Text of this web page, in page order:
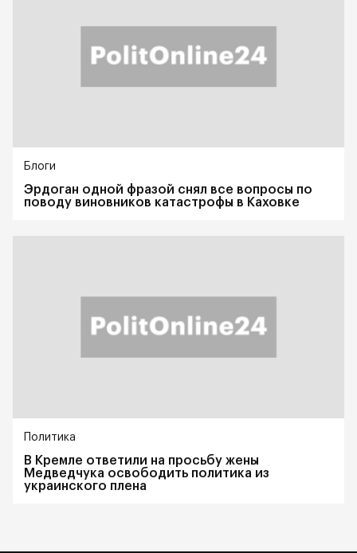
Блоги
Эрдоган одной фразой снял все вопросы по
поводу виновников катастрофы в Каховке
Политика
В Кремле ответили на просьбу жены
Медведчука освободить политика из
украинского плена